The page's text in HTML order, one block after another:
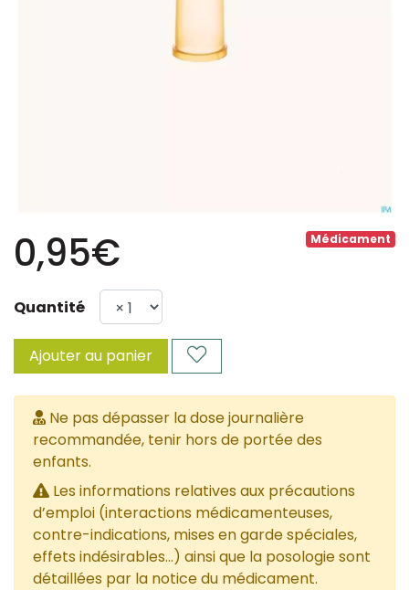
Médicament
0,95€
Quantité
Ajouter au panier
Ne pas dépasser la dose journalière
recommandée, tenir hors de portée des
enfants.
Les informations relatives aux précautions
d’emploi (interactions médicamenteuses,
contre-indications, mises en garde spéciales,
effets indésirables...) ainsi que la posologie sont
détaillées par la notice du médicament.